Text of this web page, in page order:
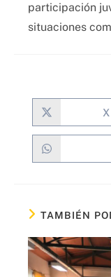
participación
situaciones
X
TAMBIÉN